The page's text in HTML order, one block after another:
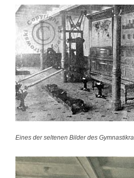
Eines der seltenen Bilder des